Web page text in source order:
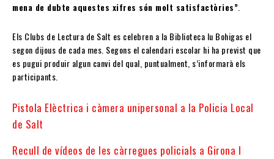
mena de dubte aquestes xifres són molt satisfactòries”.
Els Clubs de Lectura de Salt es celebren a la Biblioteca Iu Bohigas el
segon dijous de cada mes. Segons el calendari escolar hi ha previst que
es pugui produir algun canvi del qual, puntualment, s’informarà els
participants.
Pistola Elèctrica i càmera unipersonal a la Policia Local
de Salt
Recull de vídeos de les càrregues policials a Girona I